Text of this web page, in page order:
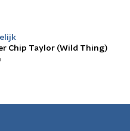
Chip Taylor (Wild Thing)